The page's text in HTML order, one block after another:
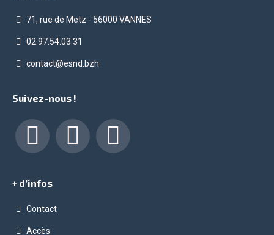
71, rue de Metz - 56000 VANNES
02.97.54.03.31
contact@esnd.bzh
Suivez-nous !
Facebook LinkedIn Instagram
+ d’infos
Contact
Accès